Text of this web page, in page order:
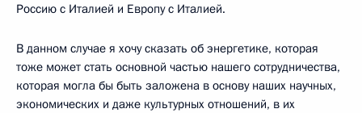
Россию с Италией и Европу с Италией.
В данном случае я хочу сказать об энергетике, которая
тоже может стать основной частью нашего сотрудничества,
которая могла бы быть заложена в основу наших научных,
экономических и даже культурных отношений, в их